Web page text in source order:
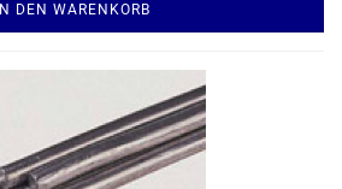
IN DEN WARENKORB